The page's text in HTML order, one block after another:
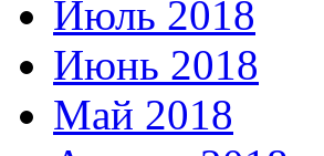
Июль 2018
Июнь 2018
Май 2018